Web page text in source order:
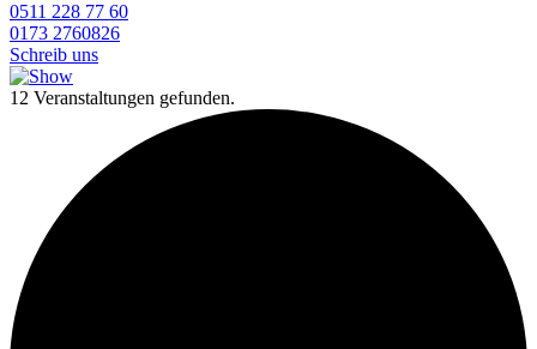
0511 228 77 60
0173 2760826
Schreib uns
12 Veranstaltungen gefunden.